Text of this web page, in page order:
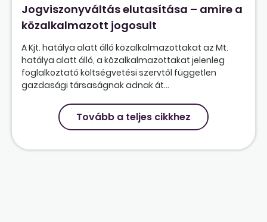
Jogviszonyváltás elutasítása – amire a
közalkalmazott jogosult
A Kjt. hatálya alatt álló közalkalmazottakat az Mt.
hatálya alatt álló, a közalkalmazottakat jelenleg
foglalkoztató költségvetési szervtől független
gazdasági társaságnak adnak át...
Tovább a teljes cikkhez